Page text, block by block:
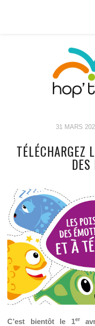
31 MARS
TÉLÉCHARGEZ
C’est bientôt le 1er